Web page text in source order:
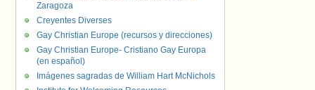
Zaragoza
Creyentes Diverses
Gay Christian Europe (recursos y direcciones)
Gay Christian Europe- Cristiano Gay Europa
(en español)
Imágenes sagradas de William Hart McNichols